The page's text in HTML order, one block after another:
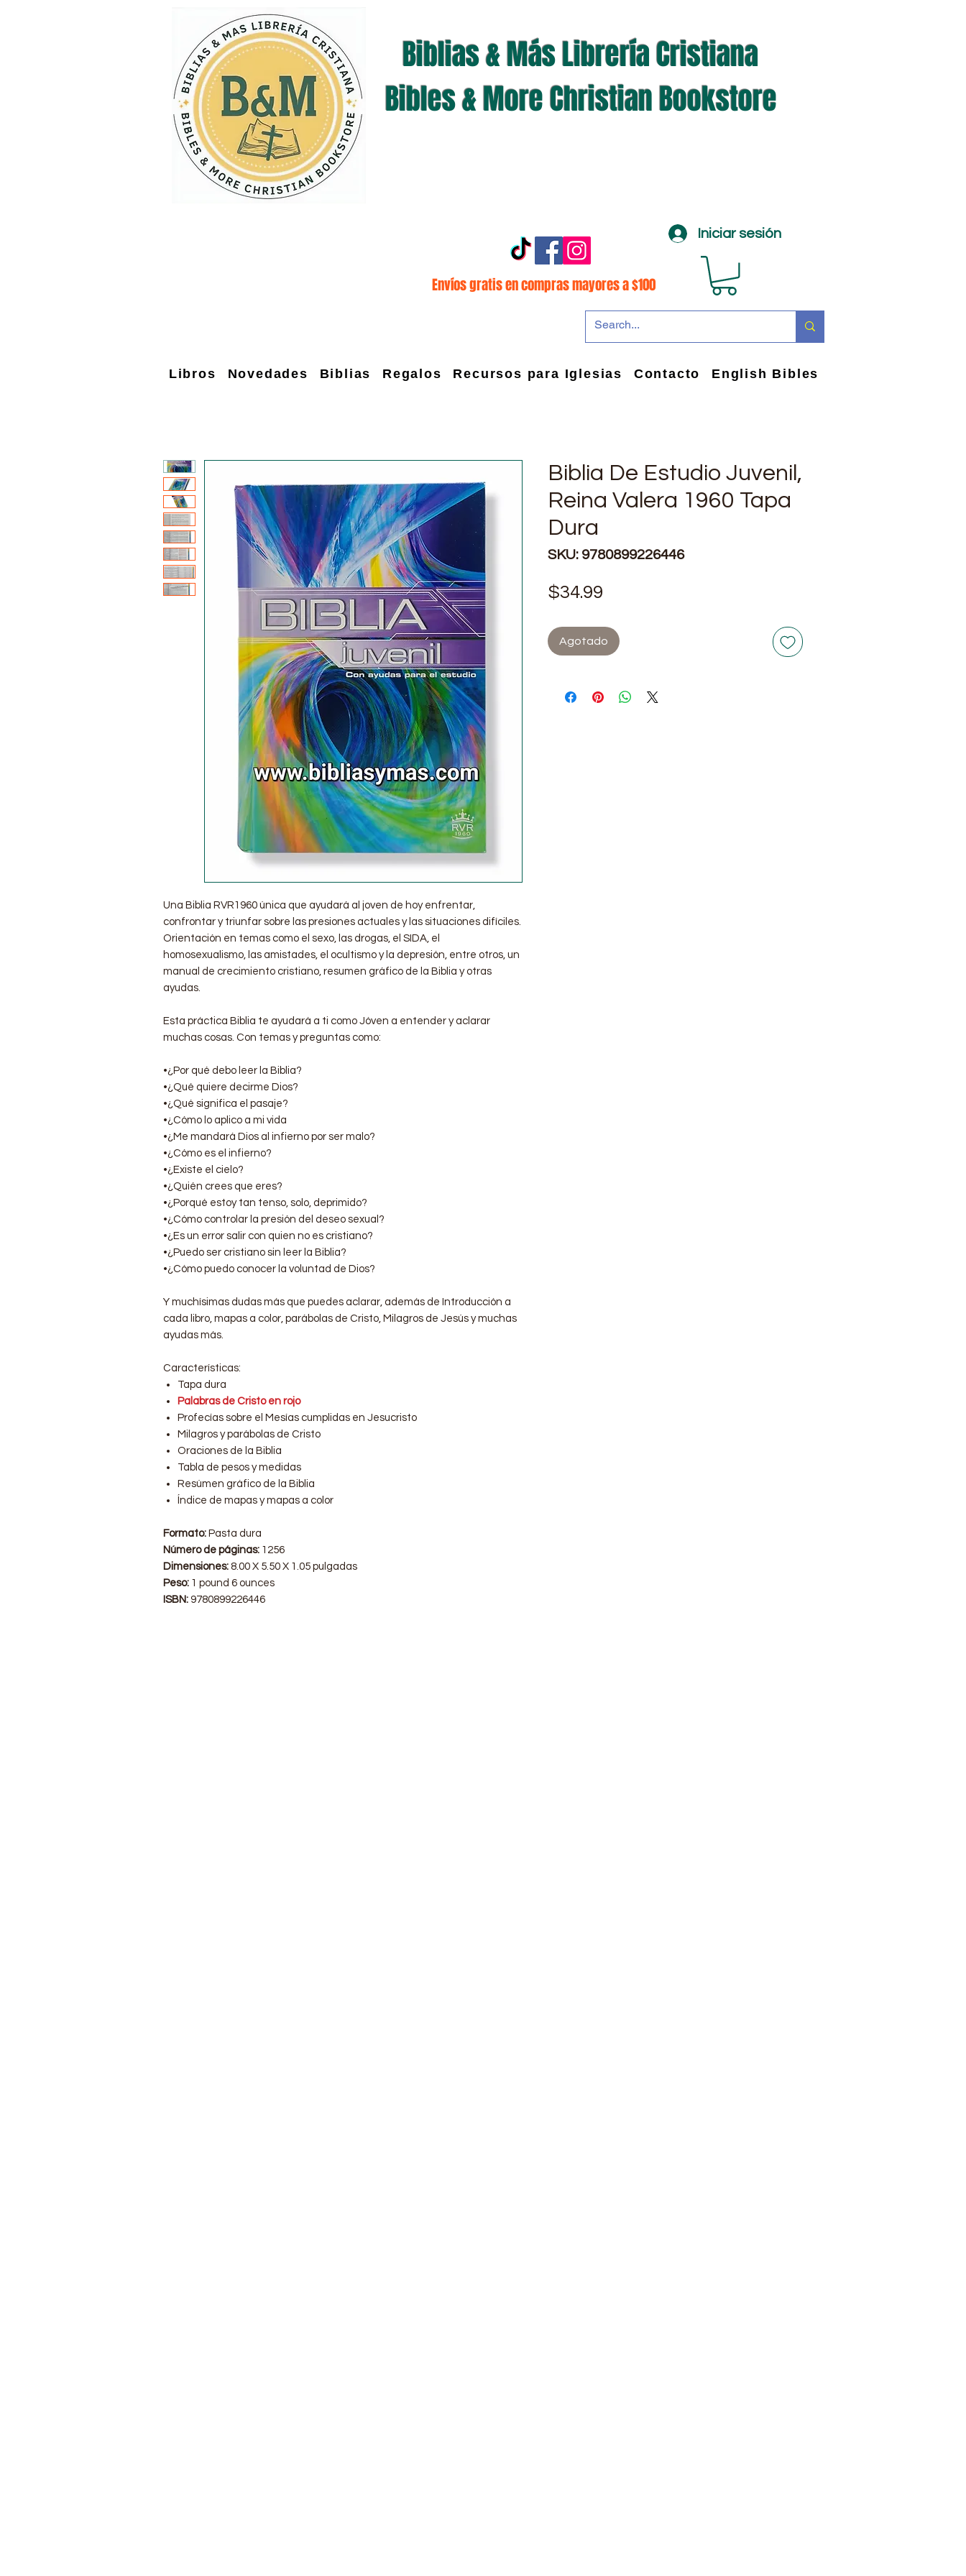
Biblias & Más Librería Cristiana
Bibles & More Christian Bookstore
Iniciar sesión
Envíos gratis en compras mayores a $100
Una Biblia RVR1960 única que ayudará al joven de hoy enfrentar,
confrontar y triunfar sobre las presiones actuales y las situaciones difíciles.
Orientación en temas como el sexo, las drogas, el SIDA, el
homosexualismo, las amistades, el ocultismo y la depresión, entre otros, un
manual de crecimiento cristiano, resumen gráfico de la Biblia y otras
ayudas.
Esta práctica Biblia te ayudará a ti como Jóven a entender y aclarar
muchas cosas. Con temas y preguntas como:
•¿Por qué debo leer la Biblia?
•¿Qué quiere decirme Dios?
•¿Qué significa el pasaje?
•¿Cómo lo aplico a mi vida
•¿Me mandará Dios al infierno por ser malo?
•¿Cómo es el infierno?
•¿Existe el cielo?
•¿Quién crees que eres?
•¿Porqué estoy tan tenso, solo, deprimido?
•¿Cómo controlar la presión del deseo sexual?
•¿Es un error salir con quien no es cristiano?
•¿Puedo ser cristiano sin leer la Biblia?
•¿Cómo puedo conocer la voluntad de Dios?
Y muchísimas dudas más que puedes aclarar, además de Introducción a
cada libro, mapas a color, parábolas de Cristo, Milagros de Jesús y muchas
ayudas más.
Características:
Tapa dura
Palabras de Cristo en rojo
Profecías sobre el Mesías cumplidas en Jesucristo
Milagros y parábolas de Cristo
Oraciones de la Biblia
Tabla de pesos y medidas
Resúmen gráfico de la Biblia
Índice de mapas y mapas a color
Formato: Pasta dura
Número de páginas: 1256
Dimensiones: 8.00 X 5.50 X 1.05 pulgadas
Peso: 1 pound 6 ounces
ISBN: 9780899226446
Biblia De Estudio Juvenil,
Reina Valera 1960 Tapa
Dura
SKU: 9780899226446
$34.99
Agotado
Libros Novedades Biblias Regalos Recursos para Iglesias Contacto English Bibles